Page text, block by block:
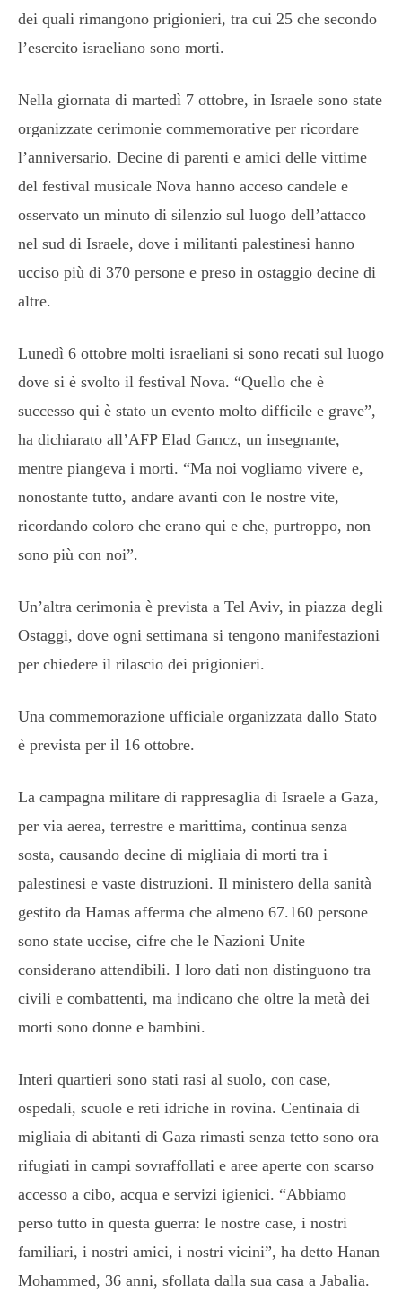
dei quali rimangono prigionieri, tra cui 25 che secondo
l’esercito israeliano sono morti.
Nella giornata di martedì 7 ottobre, in Israele sono state
organizzate cerimonie commemorative per ricordare
l’anniversario. Decine di parenti e amici delle vittime
del festival musicale Nova hanno acceso candele e
osservato un minuto di silenzio sul luogo dell’attacco
nel sud di Israele, dove i militanti palestinesi hanno
ucciso più di 370 persone e preso in ostaggio decine di
altre.
Lunedì 6 ottobre molti israeliani si sono recati sul luogo
dove si è svolto il festival Nova. “Quello che è
successo qui è stato un evento molto difficile e grave”,
ha dichiarato all’AFP Elad Gancz, un insegnante,
mentre piangeva i morti. “Ma noi vogliamo vivere e,
nonostante tutto, andare avanti con le nostre vite,
ricordando coloro che erano qui e che, purtroppo, non
sono più con noi”.
Un’altra cerimonia è prevista a Tel Aviv, in piazza degli
Ostaggi, dove ogni settimana si tengono manifestazioni
per chiedere il rilascio dei prigionieri.
Una commemorazione ufficiale organizzata dallo Stato
è prevista per il 16 ottobre.
La campagna militare di rappresaglia di Israele a Gaza,
per via aerea, terrestre e marittima, continua senza
sosta, causando decine di migliaia di morti tra i
palestinesi e vaste distruzioni. Il ministero della sanità
gestito da Hamas afferma che almeno 67.160 persone
sono state uccise, cifre che le Nazioni Unite
considerano attendibili. I loro dati non distinguono tra
civili e combattenti, ma indicano che oltre la metà dei
morti sono donne e bambini.
Interi quartieri sono stati rasi al suolo, con case,
ospedali, scuole e reti idriche in rovina. Centinaia di
migliaia di abitanti di Gaza rimasti senza tetto sono ora
rifugiati in campi sovraffollati e aree aperte con scarso
accesso a cibo, acqua e servizi igienici. “Abbiamo
perso tutto in questa guerra: le nostre case, i nostri
familiari, i nostri amici, i nostri vicini”, ha detto Hanan
Mohammed, 36 anni, sfollata dalla sua casa a Jabalia.